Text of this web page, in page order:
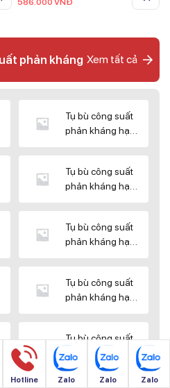
phản kháng Xem tất cả
Tụ bù công suất
phản kháng hạ
Tụ bù công suất
phản kháng hạ
Tụ bù công suất
phản kháng hạ
Tụ bù công suất
phản kháng hạ
Tụ bù công suất
phản kháng hạ
thế SINO
Hotline Zalo Zalo Zalo